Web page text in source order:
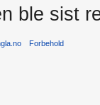
ble sist
Forbehold